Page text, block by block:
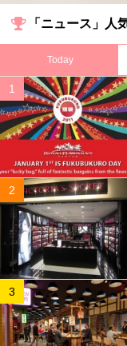
「ニュース」人
Today